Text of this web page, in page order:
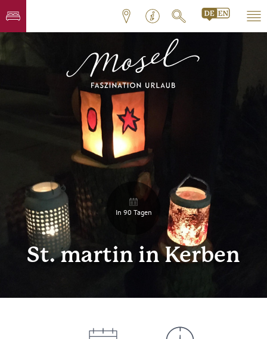
In 90 Tagen
St. martin in Kerben